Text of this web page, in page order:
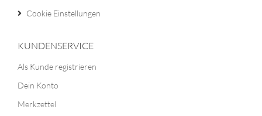
Cookie Einstellungen
KUNDENSERVICE
Als Kunde registrieren
Dein Konto
Merkzettel